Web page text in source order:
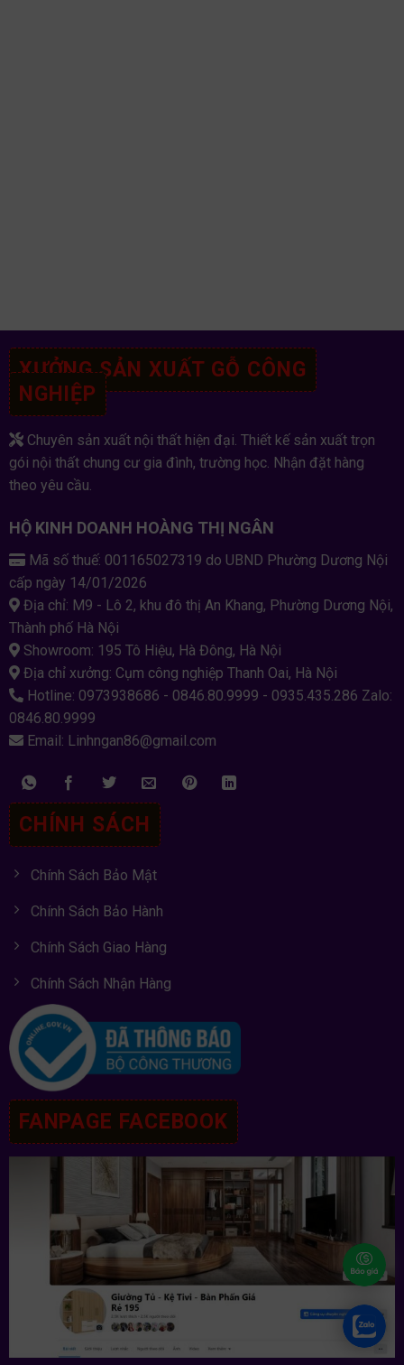
XƯỞNG SẢN XUẤT GỖ CÔNG
NGHIỆP
Chuyên sản xuất nội thất hiện đại. Thiết kế sản xuất trọn
gói nội thất chung cư gia đình, trường học. Nhận đặt hàng
theo yêu cầu.
HỘ KINH DOANH HOÀNG THỊ NGÂN
Mã số thuế: 001165027319 do UBND Phường Dương Nội
cấp ngày 14/01/2026
Địa chỉ: M9 - Lô 2, khu đô thị An Khang, Phường Dương Nội,
Thành phố Hà Nội
Showroom: 195 Tô Hiệu, Hà Đông, Hà Nội
Địa chỉ xưởng: Cụm công nghiệp Thanh Oai, Hà Nội
Hotline: 0973938686 - 0846.80.9999 - 0935.435.286 Zalo:
0846.80.9999
Email: Linhngan86@gmail.com
CHÍNH SÁCH
Chính Sách Bảo Mật
Chính Sách Bảo Hành
Chính Sách Giao Hàng
Chính Sách Nhận Hàng
FANPAGE FACEBOOK